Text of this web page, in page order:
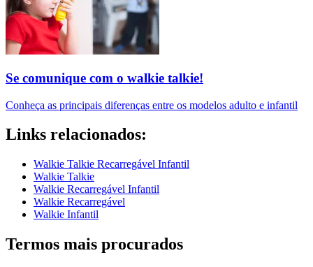
Se comunique com o walkie talkie!
Conheça as principais diferenças entre os modelos adulto e infantil
Links relacionados:
Walkie Talkie Recarregável Infantil
Walkie Talkie
Walkie Recarregável Infantil
Walkie Recarregável
Walkie Infantil
Termos mais procurados